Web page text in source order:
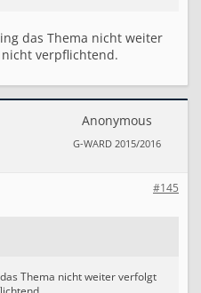
das Thema nicht weiter
verpflichtend.
Anonymous
G-WARD 2015/2016
#145
Thema nicht weiter verfolgt